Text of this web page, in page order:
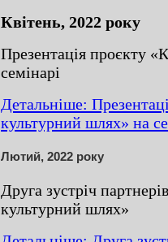
Квітень, 2022 року
Презентація проєкту
семінарі
Детальніше:
культурний шлях» на
Лютий, 2022 року
Друга зустріч
культурний шлях»